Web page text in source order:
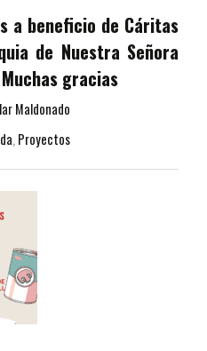
a beneficio de Cáritas
de Nuestra Señora
gracias
Maldonado
, Proyectos